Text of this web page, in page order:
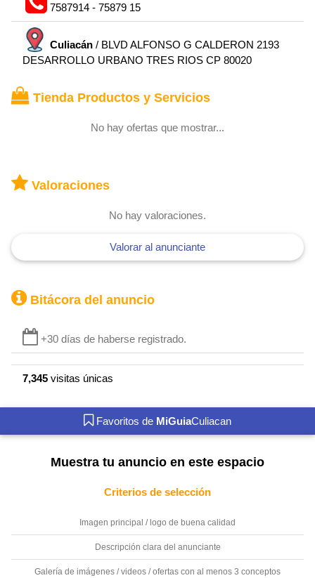
7587914 - 75879 15
Culiacán / BLVD ALFONSO G CALDERON 2193
DESARROLLO URBANO TRES RIOS CP 80020
Tienda Productos y Servicios
No hay ofertas que mostrar...
Valoraciones
No hay valoraciones.
Valorar al anunciante
Bitácora del anuncio
+30 días de haberse registrado.
7,345 visitas únicas
Favoritos de MiGuiaCuliacan
Muestra tu anuncio en este espacio
Criterios de selección
Imagen principal / logo de buena calidad
Descripción clara del anunciante
Galería de imágenes / videos / ofertas con al menos 3 conceptos